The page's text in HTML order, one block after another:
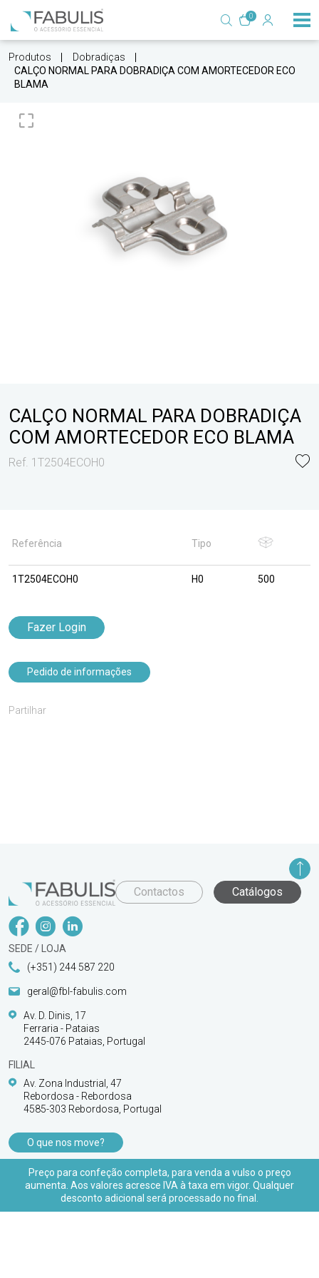
0
Produtos
Dobradiças
CALÇO NORMAL PARA DOBRADIÇA COM AMORTECEDOR ECO
BLAMA
CALÇO NORMAL PARA DOBRADIÇA
COM AMORTECEDOR ECO BLAMA
Ref. 1T2504ECOH0
Referência Tipo
1T2504ECOH0 H0 500
Fazer Login
Pedido de informações
Partilhar
Contactos Catálogos
SEDE / LOJA
(+351) 244 587 220
geral@fbl-fabulis.com
Av. D. Dinis, 17
Ferraria - Pataias
2445-076 Pataias, Portugal
FILIAL
Av. Zona Industrial, 47
Rebordosa - Rebordosa
4585-303 Rebordosa, Portugal
O que nos move?
PRODUTOS
APOIO AO CLIENTE
Preço para confeção completa, para venda a vulso o preço
aumenta. Aos valores acresce IVA à taxa em vigor. Qualquer
desconto adicional será processado no final.